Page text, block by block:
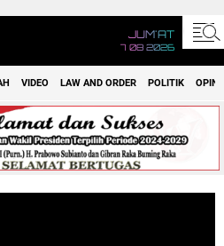
JUM'AT
7 08 2026
VIDEO LAW AND ORDER POLITIK OPINI